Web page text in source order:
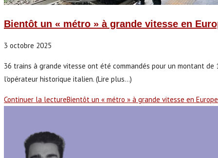
Bientôt un « métro » à grande vitesse en
3 octobre 2025
36 trains à grande vitesse ont été commandés pour un montant
l'opérateur historique italien. (Lire plus...)
Continuer la lectureBientôt un « métro » à grande vitesse en